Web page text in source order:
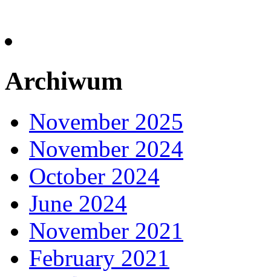
Archiwum
November 2025
November 2024
October 2024
June 2024
November 2021
February 2021